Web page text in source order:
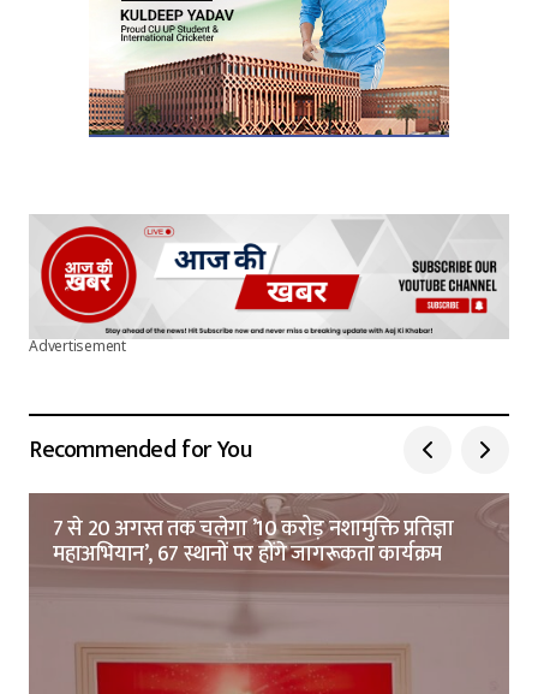
Advertisement
Recommended for You
7 से 20 अगस्त तक चलेगा ’10 करोड़ नशामुक्ति प्रतिज्ञा
महाअभियान’, 67 स्थानों पर होंगे जागरूकता कार्यक्रम